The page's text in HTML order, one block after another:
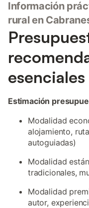
Información
rural en
esenciales
Estimación
Modalidad
alojamiento,
autoguiadas)
Modalidad
tradicionales,
Modalidad
autor,